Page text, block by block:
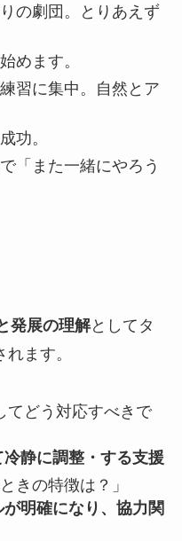
の劇団。とりあえず
めます。
習に集中。自然とア
功。
「また一緒にやろう
発展の理解としてタ
ます。
てどう対応すべきで
静に調整・する支援
きの特徴は？」
明確になり、協力関